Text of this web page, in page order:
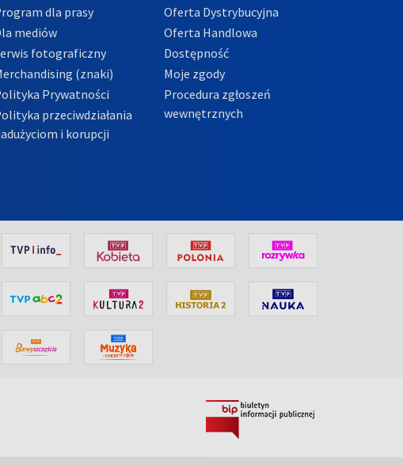
dla prasy
mediów
fotograficzny
(znaki)
Prywatności
przeciwdziałania
i korupcji
Oferta Dystrybucyjna
Oferta Handlowa
Dostępność
Moje zgody
Procedura zgłoszeń
wewnętrznych